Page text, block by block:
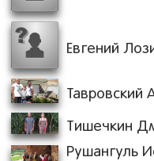
Евгений
Тавровский
Тишечкин
Рушангуль